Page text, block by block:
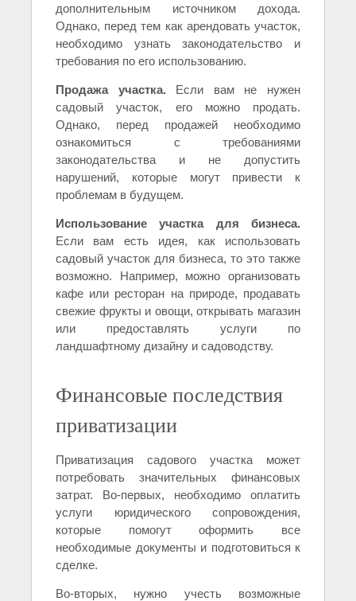
дополнительным источником дохода.
Однако, перед тем как арендовать участок,
необходимо узнать законодательство и
требования по его использованию.
Продажа участка.Если вам не нужен
садовый участок, его можно продать.
Однако, перед продажей необходимо
ознакомиться с требованиями
законодательства и не допустить
нарушений, которые могут привести к
проблемам в будущем.
Использование участка для бизнеса.
Если вам есть идея, как использовать
садовый участок для бизнеса, то это также
возможно. Например, можно организовать
кафе или ресторан на природе, продавать
свежие фрукты и овощи, открывать магазин
или предоставлять услуги по
ландшафтному дизайну и садоводству.
Финансовые последствия
приватизации
Приватизация садового участка может
потребовать значительных финансовых
затрат. Во-первых, необходимо оплатить
услуги юридического сопровождения,
которые помогут оформить все
необходимые документы и подготовиться к
сделке.
Во-вторых, нужно учесть возможные